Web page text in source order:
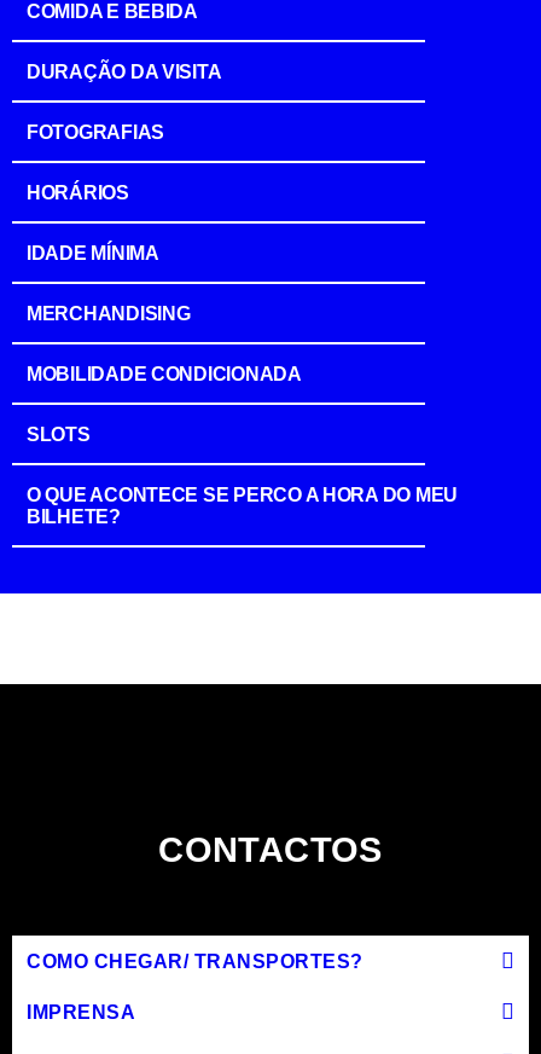
COMIDA E BEBIDA
DURAÇÃO DA VISITA
FOTOGRAFIAS
HORÁRIOS
IDADE MÍNIMA
MERCHANDISING
MOBILIDADE CONDICIONADA
SLOTS
O QUE ACONTECE SE PERCO A HORA DO MEU
BILHETE?
CONTACTOS
COMO CHEGAR/ TRANSPORTES?
IMPRENSA